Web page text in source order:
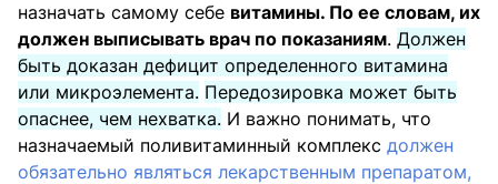
назначать самому себе витамины. По ее словам, их
должен выписывать врач по показаниям. Должен
быть доказан дефицит определенного витамина
или микроэлемента. Передозировка может быть
опаснее, чем нехватка. И важно понимать, что
назначаемый поливитаминный комплекс должен
обязательно являться лекарственным препаратом,